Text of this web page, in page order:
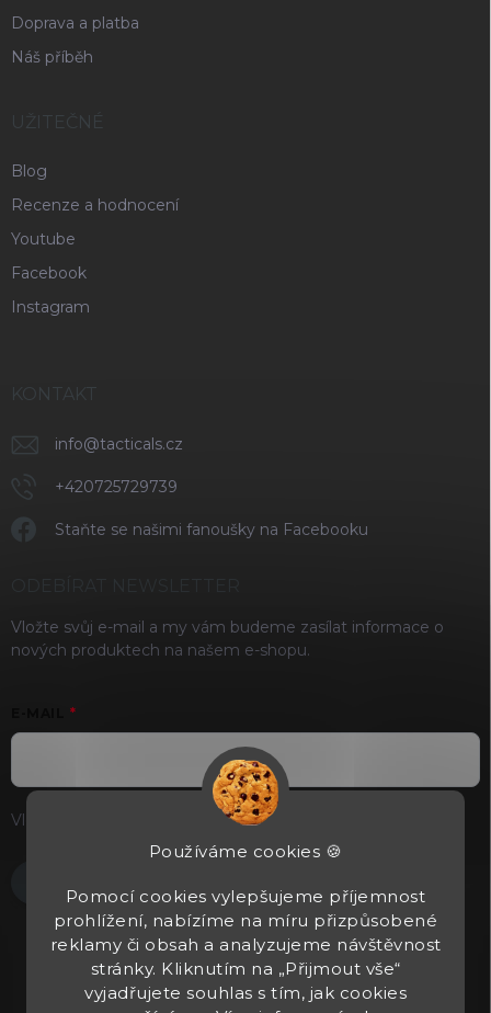
Používáme cookies 🍪
Pomocí cookies vylepšujeme příjemnost
prohlížení, nabízíme na míru přizpůsobené
reklamy či obsah a analyzujeme návštěvnost
stránky. Kliknutím na „Přijmout vše“
vyjadřujete souhlas s tím, jak cookies
Doprava a platba
Náš příběh
UŽITEČNÉ
Blog
Recenze a hodnocení
Youtube
Facebook
Instagram
KONTAKT
info@tacticals.cz
+420725729739
Staňte se našimi fanoušky na Facebooku
Vložte svůj e-mail a my vám budeme zasílat informace o
nových produktech na našem e-shopu.
Vložením e-mailu souhlasíte spodmínkami ochrany osobních